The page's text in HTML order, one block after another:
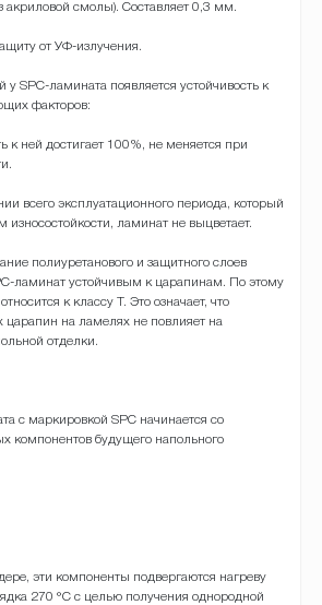
акриловой смолы). Составляет 0,3 мм.
от УФ-излучения.
у SPC-ламината появляется устойчивость к
факторов:
к ней достигает 100%, не меняется при
всего эксплуатационного периода, который
износостойкости, ламинат не выцветает.
полиуретанового и защитного слоев
ламинат устойчивым к царапинам. По этому
к классу Т. Это означает, что
царапин на ламелях не повлияет на
отделки.
с маркировкой SPC начинается со
компонентов будущего напольного
эти компоненты подвергаются нагреву
270 °C с целью получения однородной